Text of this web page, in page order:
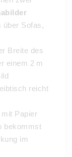
über Sofas,
Breite des
einem 2 m
reicht
Papier
bekommst
im